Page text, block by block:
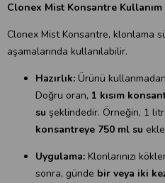
Clonex Mist Konsantre Kullanım
Clonex Mist Konsantre, klonlama
aşamalarında kullanılabilir.
Hazırlık: Ürünü
Doğru oran, 1 kısım
su şeklindedir. Örneğin, 1
konsantreye 750 ml su
Uygulama: Klonlarınızı
sonra, günde bir veya iki